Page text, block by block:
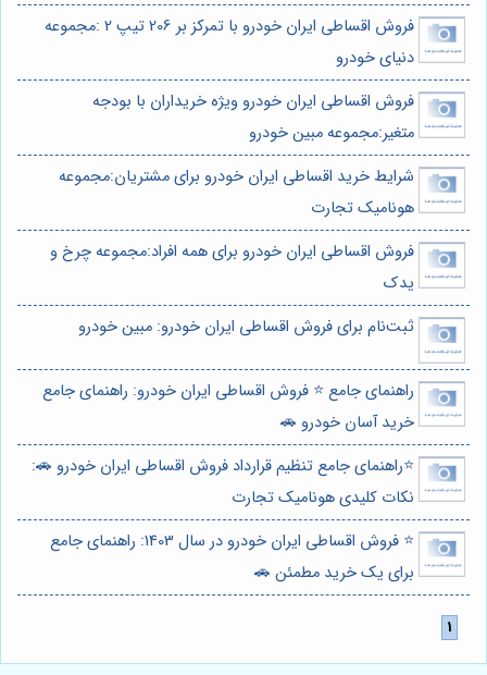
فروش اقساطی ایران خودرو با تمرکز بر 206 تیپ 2 :مجموعه
دنیای خودرو
فروش اقساطی ایران خودرو ویژه خریداران با بودجه
متغیر:مجموعه مبین خودرو
شرایط خرید اقساطی ایران خودرو برای مشتریان:مجموعه
هونامیک تجارت
فروش اقساطی ایران خودرو برای همه افراد:مجموعه چرخ و
یدک
ثبت‌نام برای فروش اقساطی ایران خودرو: مبین خودرو
راهنمای جامع ⭐️ فروش اقساطی ایران خودرو: راهنمای جامع
خرید آسان خودرو 🚗
⭐️راهنمای جامع تنظیم قرارداد فروش اقساطی ایران خودرو 🚗:
نکات کلیدی هونامیک تجارت
⭐️ فروش اقساطی ایران خودرو در سال 1403: راهنمای جامع
برای یک خرید مطمئن 🚗